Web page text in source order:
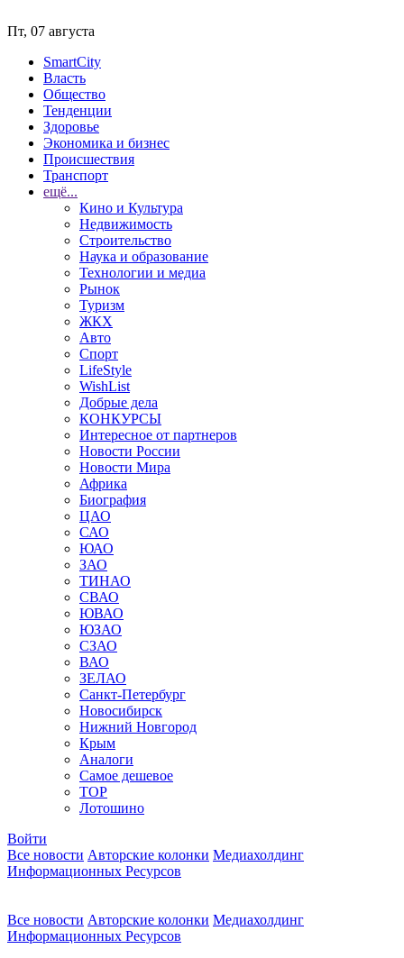
Пт, 07 августа
SmartCity
Власть
Общество
Тенденции
Здоровье
Экономика и бизнес
Происшествия
Транспорт
ещё...
Кино и Культура
Недвижимость
Строительство
Наука и образование
Технологии и медиа
Рынок
Туризм
ЖКХ
Авто
Спорт
LifeStyle
WishList
Добрые дела
КОНКУРСЫ
Интересное от партнеров
Новости России
Новости Мира
Африка
Биография
ЦАО
САО
ЮАО
ЗАО
ТИНАО
СВАО
ЮВАО
ЮЗАО
СЗАО
ВАО
ЗЕЛАО
Санкт-Петербург
Новосибирск
Нижний Новгород
Крым
Аналоги
Самое дешевое
TOP
Лотошино
Войти
Все новости Авторские колонки Медиахолдинг
Информационных Ресурсов
Все новости Авторские колонки Медиахолдинг
Информационных Ресурсов